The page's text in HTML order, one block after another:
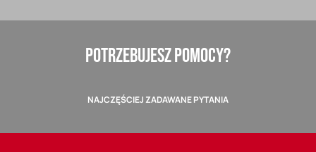
POTRZEBUJESZ POMOCY?
NAJCZĘŚCIEJ ZADAWANE PYTANIA